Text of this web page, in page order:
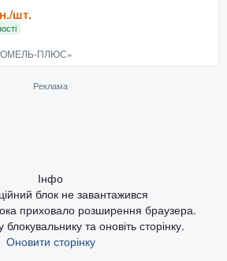
шт.
ПЛЮС»
Реклама
Інфо
блок не завантажився
приховало розширення браузера.
блокувальнику та оновіть сторінку.
Оновити сторінку